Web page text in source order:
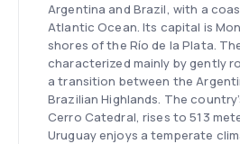
Argentina and Brazil, with a
Atlantic Ocean. Its capital is
shores of the Río de la Plata.
characterized mainly by gently
a transition between the
Brazilian Highlands. The
Cerro Catedral, rises to 513
Uruguay enjoys a temperate